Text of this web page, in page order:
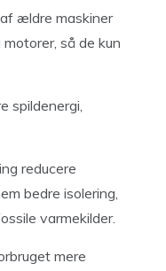
ældre maskiner
så de kun
spildenergi,
reducere
bedre isolering,
varmekilder.
mere